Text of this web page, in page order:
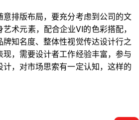
排版布局，要充分考虑到公司的文
术元素，配合企业VI的色彩搭配，
知名度、整体性视觉传达设计行之
，需要设计者工作经验丰富，参与
，对市场思索有一定认知，这样的